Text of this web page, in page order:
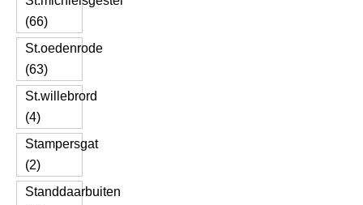
(66)
St.oedenrode
(63)
St.willebrord
(4)
Stampersgat
(2)
Standdaarbuiten